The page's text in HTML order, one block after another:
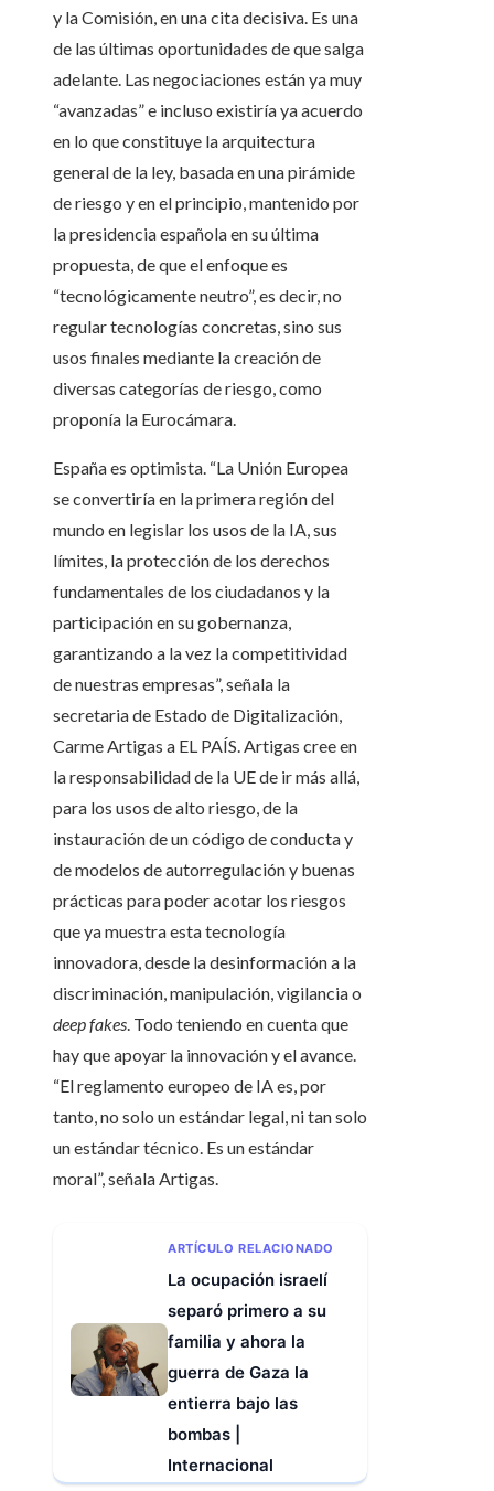
y la Comisión, en una cita decisiva. Es una
de las últimas oportunidades de que salga
adelante. Las negociaciones están ya muy
“avanzadas” e incluso existiría ya acuerdo
en lo que constituye la arquitectura
general de la ley, basada en una pirámide
de riesgo y en el principio, mantenido por
la presidencia española en su última
propuesta, de que el enfoque es
“tecnológicamente neutro”, es decir, no
regular tecnologías concretas, sino sus
usos finales mediante la creación de
diversas categorías de riesgo, como
proponía la Eurocámara.
España es optimista. “La Unión Europea
se convertiría en la primera región del
mundo en legislar los usos de la IA, sus
límites, la protección de los derechos
fundamentales de los ciudadanos y la
participación en su gobernanza,
garantizando a la vez la competitividad
de nuestras empresas”, señala la
secretaria de Estado de Digitalización,
Carme Artigas a EL PAÍS. Artigas cree en
la responsabilidad de la UE de ir más allá,
para los usos de alto riesgo, de la
instauración de un código de conducta y
de modelos de autorregulación y buenas
prácticas para poder acotar los riesgos
que ya muestra esta tecnología
innovadora, desde la desinformación a la
discriminación, manipulación, vigilancia o
deep fakes. Todo teniendo en cuenta que
hay que apoyar la innovación y el avance.
“El reglamento europeo de IA es, por
tanto, no solo un estándar legal, ni tan solo
un estándar técnico. Es un estándar
moral”, señala Artigas.
ARTÍCULO RELACIONADO
La ocupación israelí
separó primero a su
familia y ahora la
guerra de Gaza la
entierra bajo las
bombas |
Internacional